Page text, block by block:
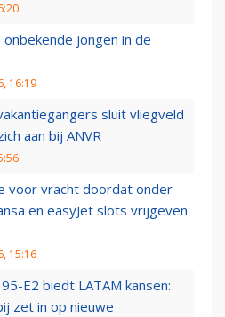
onbekende jongen in de
16:19
sluit vliegveld
aan bij ANVR
voor vracht doordat onder
en easyJet slots vrijgeven
15:16
E2 biedt LATAM kansen:
zet in op nieuwe